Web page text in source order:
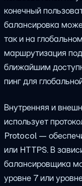
конечный
балансировка
так и на
маршрутизация
ближайшим
пинг для
Внутренняя и
использует
Protocol —
или HTTPS. В
балансировщика
уровне 7 или